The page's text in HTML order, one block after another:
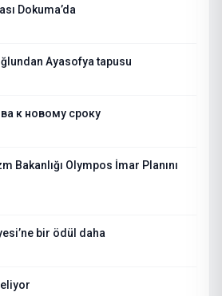
Dokuma’da
Ayasofya tapusu
к новому сроку
Bakanlığı Olympos İmar Planını
bir ödül daha